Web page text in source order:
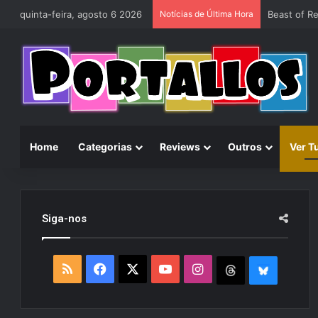
quinta-feira, agosto 6 2026 Notícias de Última Hora
Home Categorias Reviews Outros Ver
Siga-nos
R
F
Y
I